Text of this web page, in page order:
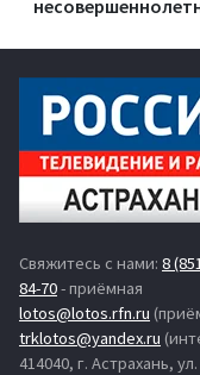
Свяжитесь с нами: 8
84-70- приёмная
lotos@lotos.rfn.ru
trklotos@yandex.ru
414040, г. Астрахань,